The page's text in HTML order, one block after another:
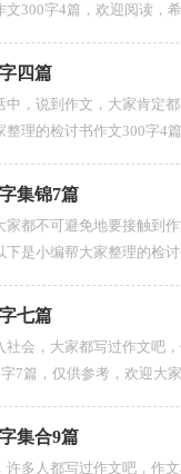
300字4篇，欢迎阅读，
四篇
中，说到作文，大家肯定
理的检讨书作文300字4
集锦7篇
家都不可避免地要接触到
是小编帮大家整理的检
七篇
社会，大家都写过作文吧
7篇，仅供参考，欢迎大
集合9篇
许多人都写过作文吧，作